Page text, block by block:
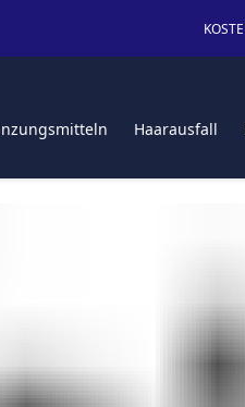
Haarausfall